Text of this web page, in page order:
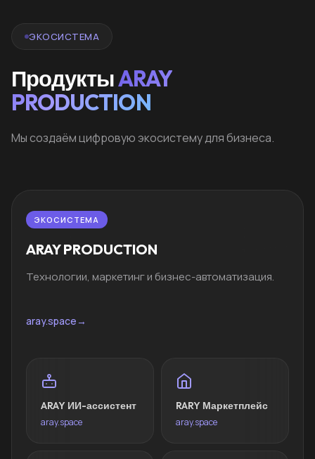
ЭКОСИСТЕМА
ПродуктыARAY
PRODUCTION
Мы создаём цифровую экосистему для бизнеса.
ЭКОСИСТЕМА
ARAY PRODUCTION
Технологии, маркетинг и бизнес-автоматизация.
aray.space→
ARAY ИИ-ассистент
aray.space
RARY Маркетплейс
aray.space